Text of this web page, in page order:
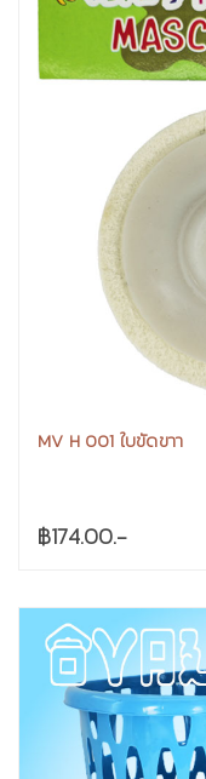
MV H 001 ใบขัดขาา
฿174.00.-